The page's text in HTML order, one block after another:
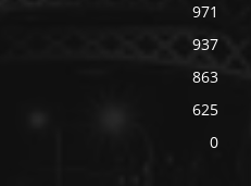
971
937
863
625
0